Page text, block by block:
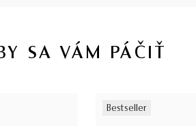
SA VÁM PÁČIŤ
Bestseller